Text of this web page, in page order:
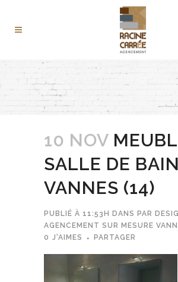
10 NOV
SALLE DE BAIN
VANNES (14)
PUBLIÉ À 11:53H DANS PAR
AGENCEMENT SUR MESURE
0 J'AIMES PARTAGER